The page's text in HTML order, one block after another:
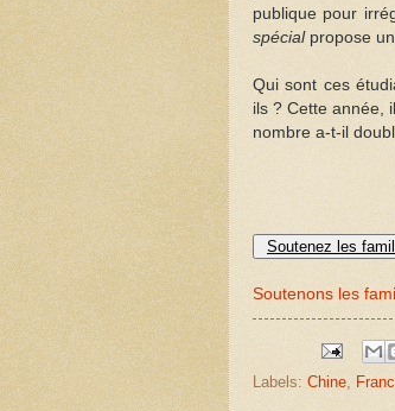
publique pour
spécial propose
Qui sont ces
ils ? Cette année,
nombre a-t-il
Soutenez les
Soutenons les
Labels: Chine